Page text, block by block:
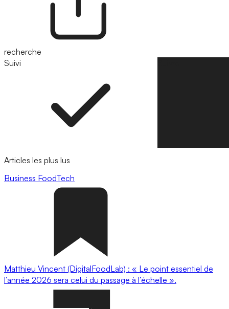
recherche
Suivi
Articles les plus lus
Business FoodTech
Matthieu Vincent (DigitalFoodLab) : « Le point essentiel de
l’année 2026 sera celui du passage à l’échelle ».